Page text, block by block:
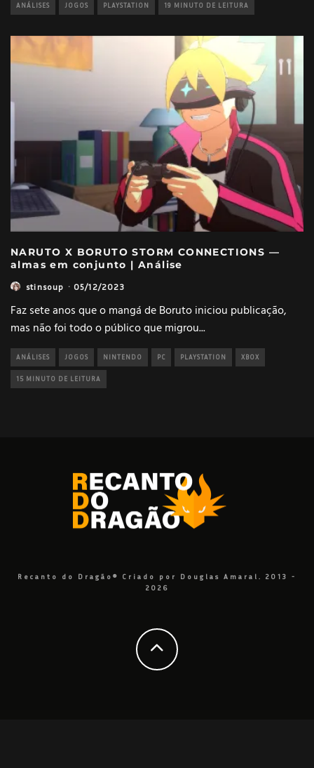
ANÁLISES JOGOS PLAYSTATION 19 MINUTO DE LEITURA
NARUTO X BORUTO STORM CONNECTIONS —
almas em conjunto | Análise
stinsoup · 05/12/2023
Faz sete anos que o mangá de Boruto iniciou publicação,
mas não foi todo o público que migrou...
ANÁLISES JOGOS NINTENDO PC PLAYSTATION XBOX
15 MINUTO DE LEITURA
Recanto do Dragão® Criado por Douglas Amaral. 2013 -
2026